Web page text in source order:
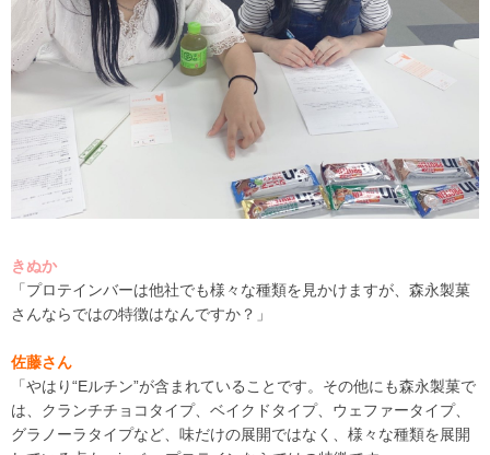
きぬか
「プロテインバーは他社でも様々な種類を見かけますが、森永製菓
さんならではの特徴はなんですか？」
佐藤さん
「やはり“Eルチン”が含まれていることです。その他にも森永製菓で
は、クランチチョコタイプ、ベイクドタイプ、ウェファータイプ、
グラノーラタイプなど、味だけの展開ではなく、様々な種類を展開